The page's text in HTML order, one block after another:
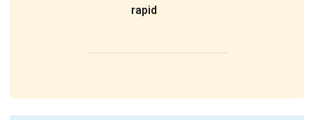
rapid